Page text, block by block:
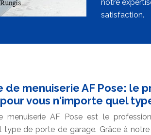
notre
satisfaction.
de menuiserie AF Pose: le
vous n'importe quel
menuiserie AF Pose est le
type de porte de garage. Grâce à